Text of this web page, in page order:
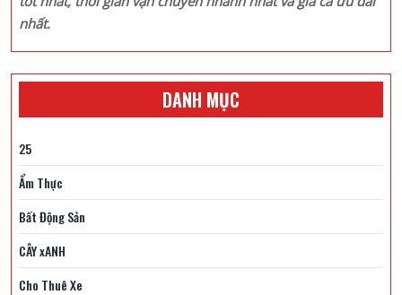
nhất.
DANH MỤC
25
Ẩm Thực
Bất Động Sản
CÂY xANH
Cho Thuê Xe